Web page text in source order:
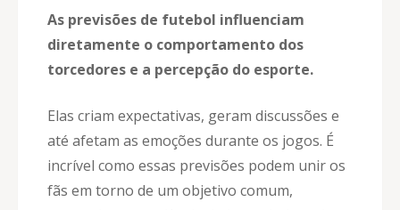
As previsões de futebol influenciam
diretamente o comportamento dos
torcedores e a percepção do esporte.
Elas criam expectativas, geram discussões e
até afetam as emoções durante os jogos. É
incrível como essas previsões podem unir os
fãs em torno de um objetivo comum,